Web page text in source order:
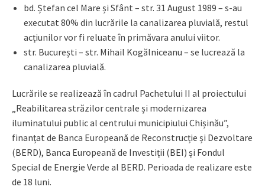
bd. Ștefan cel Mare și Sfânt – str. 31 August 1989 – s-au
executat 80% din lucrările la canalizarea pluvială, restul
acțiunilor vor fi reluate în primăvara anului viitor.
str. București – str. Mihail Kogălniceanu – se lucrează la
canalizarea pluvială.
Lucrările se realizează în cadrul Pachetului II al proiectului
„Reabilitarea străzilor centrale și modernizarea
iluminatului public al centrului municipiului Chișinău”,
finanțat de Banca Europeană de Reconstrucție și Dezvoltare
(BERD), Banca Europeană de Investiții (BEI) și Fondul
Special de Energie Verde al BERD. Perioada de realizare este
de 18 luni.